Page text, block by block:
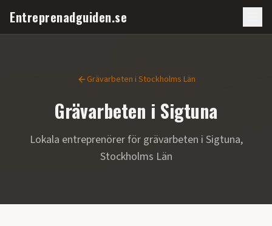
Entreprenadguiden.se
Grävarbeten i Stockholms Län
Grävarbeten i Sigtuna
Lokala entreprenörer för grävarbeten i Sigtuna,
Stockholms Län